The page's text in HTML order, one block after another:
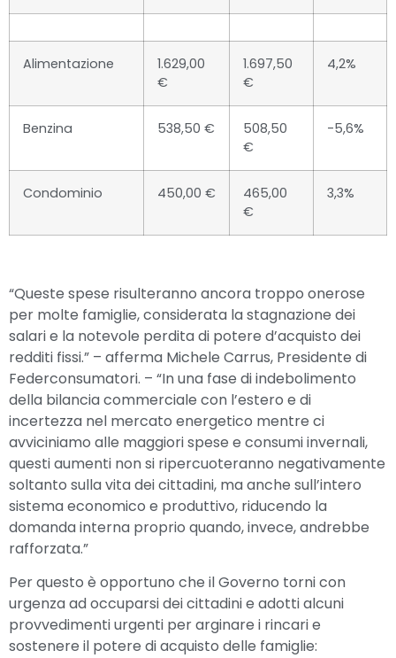
Alimentazione
1.629,00
€
1.697,50
€
4,2%
Benzina 538,50 €
508,50
€
-5,6%
Condominio 450,00 €
465,00
€
3,3%
“Queste spese risulteranno ancora troppo onerose
per molte famiglie, considerata la stagnazione dei
salari e la notevole perdita di potere d’acquisto dei
redditi fissi.” – afferma Michele Carrus, Presidente di
Federconsumatori. – “In una fase di indebolimento
della bilancia commerciale con l’estero e di
incertezza nel mercato energetico mentre ci
avviciniamo alle maggiori spese e consumi invernali,
questi aumenti non si ripercuoteranno negativamente
soltanto sulla vita dei cittadini, ma anche sull’intero
sistema economico e produttivo, riducendo la
domanda interna proprio quando, invece, andrebbe
rafforzata.”
Per questo è opportuno che il Governo torni con
urgenza ad occuparsi dei cittadini e adotti alcuni
provvedimenti urgenti per arginare i rincari e
sostenere il potere di acquisto delle famiglie: